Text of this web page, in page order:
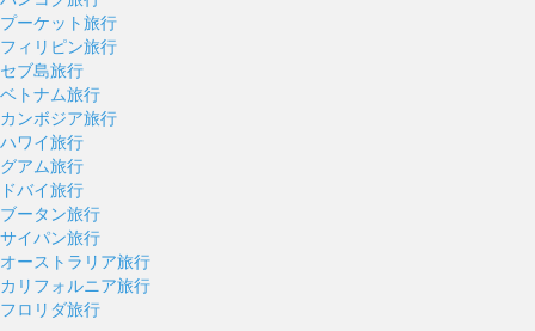
プーケット旅行
フィリピン旅行
セブ島旅行
ベトナム旅行
カンボジア旅行
ハワイ旅行
グアム旅行
ドバイ旅行
ブータン旅行
サイパン旅行
オーストラリア旅行
カリフォルニア旅行
フロリダ旅行